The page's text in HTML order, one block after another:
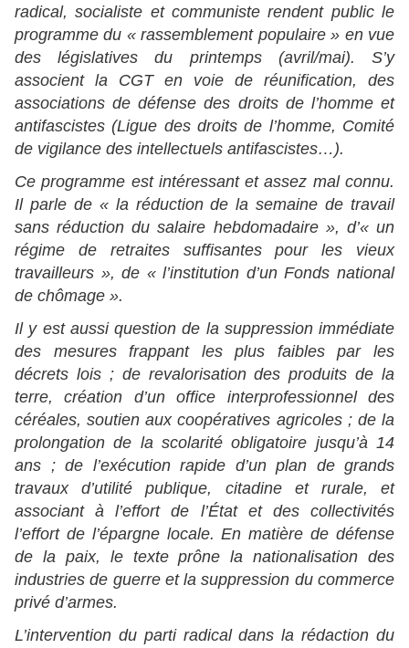
radical, socialiste et communiste rendent public le
programme du « rassemblement populaire » en vue
des législatives du printemps (avril/mai). S’y
associent la CGT en voie de réunification, des
associations de défense des droits de l’homme et
antifascistes (Ligue des droits de l’homme, Comité
de vigilance des intellectuels antifascistes…).
Ce programme est intéressant et assez mal connu.
Il parle de « la réduction de la semaine de travail
sans réduction du salaire hebdomadaire », d’« un
régime de retraites suffisantes pour les vieux
travailleurs », de « l’institution d’un Fonds national
de chômage ».
Il y est aussi question de la suppression immédiate
des mesures frappant les plus faibles par les
décrets lois ; de revalorisation des produits de la
terre, création d’un office interprofessionnel des
céréales, soutien aux coopératives agricoles ; de la
prolongation de la scolarité obligatoire jusqu’à 14
ans ; de l’exécution rapide d’un plan de grands
travaux d’utilité publique, citadine et rurale, et
associant à l’effort de l’État et des collectivités
l’effort de l’épargne locale. En matière de défense
de la paix, le texte prône la nationalisation des
industries de guerre et la suppression du commerce
privé d’armes.
L’intervention du parti radical dans la rédaction du